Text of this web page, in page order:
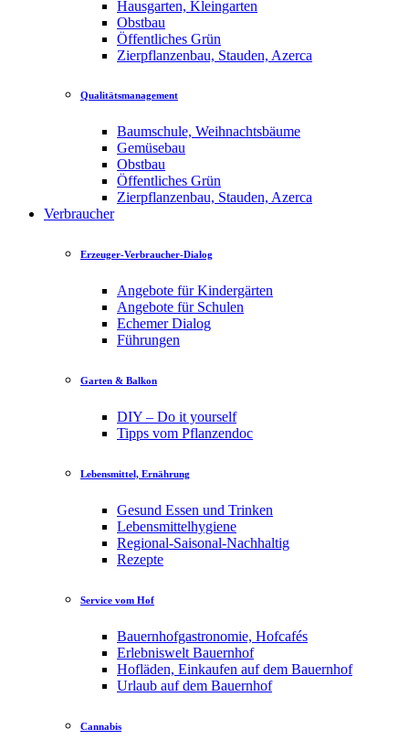
Hausgarten, Kleingarten
Obstbau
Öffentliches Grün
Zierpflanzenbau, Stauden, Azerca
Qualitätsmanagement
Baumschule, Weihnachtsbäume
Gemüsebau
Obstbau
Öffentliches Grün
Zierpflanzenbau, Stauden, Azerca
Verbraucher
Erzeuger-Verbraucher-Dialog
Angebote für Kindergärten
Angebote für Schulen
Echemer Dialog
Führungen
Garten & Balkon
DIY – Do it yourself
Tipps vom Pflanzendoc
Lebensmittel, Ernährung
Gesund Essen und Trinken
Lebensmittelhygiene
Regional-Saisonal-Nachhaltig
Rezepte
Service vom Hof
Bauernhofgastronomie, Hofcafés
Erlebniswelt Bauernhof
Hofläden, Einkaufen auf dem Bauernhof
Urlaub auf dem Bauernhof
Cannabis